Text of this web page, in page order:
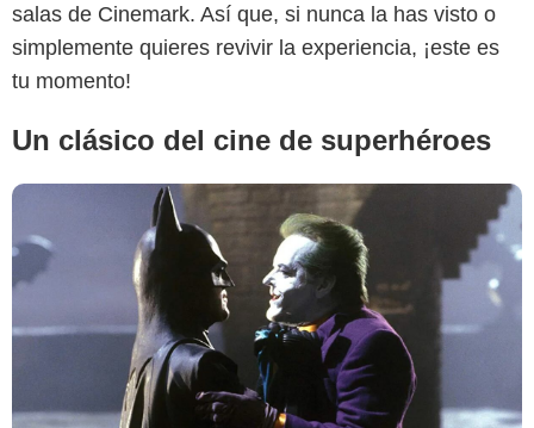
salas de Cinemark. Así que, si nunca la has visto o
simplemente quieres revivir la experiencia, ¡este es
tu momento!
Un clásico del cine de superhéroes